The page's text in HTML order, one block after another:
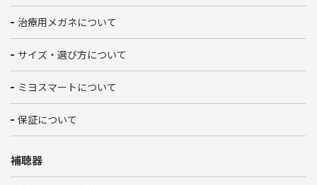
治療用メガネについて
サイズ・選び方について
ミヨスマートについて
保証について
補聴器